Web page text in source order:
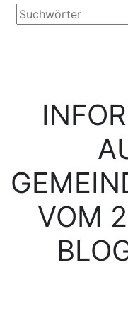
VOM